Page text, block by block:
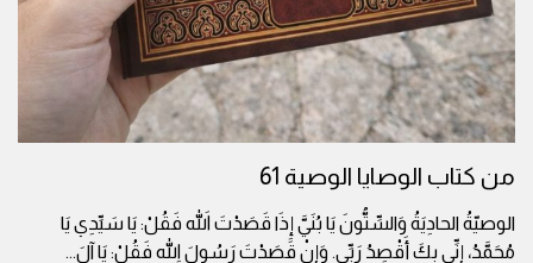
من كتاب الوصايا الوصية 61
الوصيّةُ الحادِيَةُ وَالسِّتُّونَ يَا بُنَيَّ إِذَا قَصَدْتَ اللهَ فَقُلْ: يَا سَيِّدِي يَا
مُحَمَّدُ، إِنِّي بِكَ أَقْصِدُ رَبِّي. وَإِنْ قَصَدْتَ رَسُولَ اللهِ فَقُلْ: يَا آلَ...